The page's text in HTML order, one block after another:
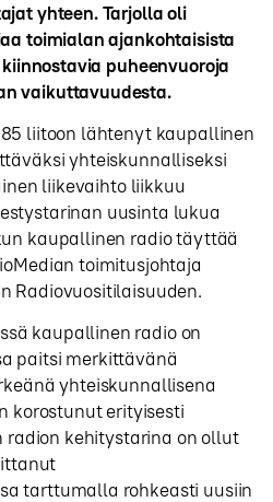
yhteen. Tarjolla oli
toimialan ajankohtaisista
puheenvuoroja
vaikuttavuudesta.
liitoon lähtenyt kaupallinen
yhteiskunnalliseksi
liikevaihto liikkuu
uusinta lukua
kaupallinen radio täyttää
toimitusjohtaja
Radiovuositilaisuuden.
kaupallinen radio on
paitsi merkittävänä
yhteiskunnallisena
korostunut erityisesti
radion kehitystarina on ollut
tarttumalla rohkeasti uusiin